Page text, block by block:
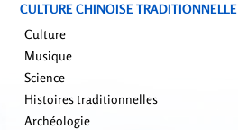
CULTURE CHINOISE TRADITIONNELLE
Culture
Musique
Science
Histoires traditionnelles
Archéologie